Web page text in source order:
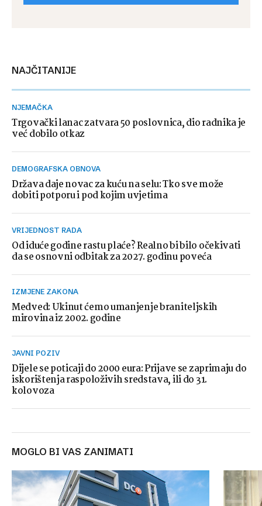
NAJČITANIJE
NJEMAČKA
Trgovački lanac zatvara 50 poslovnica, dio radnika je
već dobilo otkaz
DEMOGRAFSKA OBNOVA
Država daje novac za kuću na selu: Tko sve može
dobiti potporu i pod kojim uvjetima
VRIJEDNOST RADA
Od iduće godine rastu plaće? Realno bi bilo očekivati
da se osnovni odbitak za 2027. godinu poveća
IZMJENE ZAKONA
Medved: Ukinut ćemo umanjenje braniteljskih
mirovina iz 2002. godine
JAVNI POZIV
Dijele se poticaji do 2000 eura: Prijave se zaprimaju do
iskorištenja raspoloživih sredstava, ili do 31.
kolovoza
MOGLO BI VAS ZANIMATI